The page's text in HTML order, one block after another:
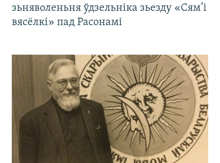
зьняволеньня ўдзельніка зьезду «Сям’і
вясёлкі» пад Расонамі